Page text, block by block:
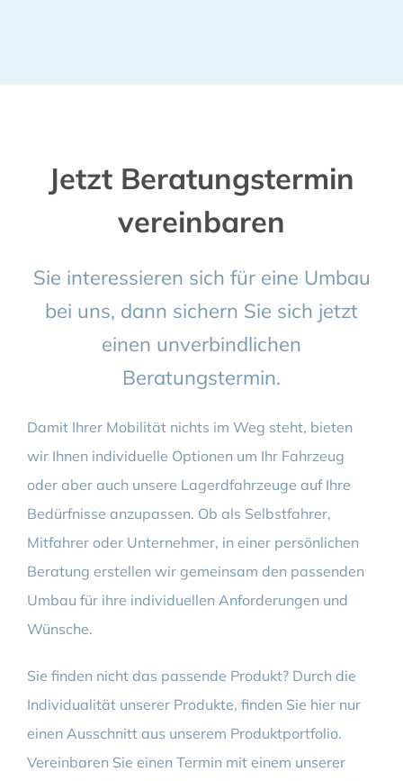
Jetzt Beratungstermin
vereinbaren
Sie interessieren sich für eine Umbau
bei uns, dann sichern Sie sich jetzt
einen unverbindlichen
Beratungstermin.
Damit Ihrer Mobilität nichts im Weg steht, bieten
wir Ihnen individuelle Optionen um Ihr Fahrzeug
oder aber auch unsere Lagerdfahrzeuge auf Ihre
Bedürfnisse anzupassen. ​Ob als Selbstfahrer,
Mitfahrer oder Unternehmer, in einer persönlichen
Beratung erstellen wir gemeinsam den passenden
Umbau für ihre individuellen Anforderungen und
Wünsche.
Sie finden nicht das passende Produkt? Durch die
Individualität unserer Produkte, finden Sie hier nur
einen Ausschnitt aus unserem Produktportfolio.
Vereinbaren Sie einen Termin mit einem unserer